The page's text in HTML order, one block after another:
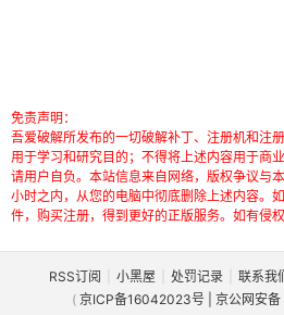
免责声明：
吾爱破解所发布的一切破解补丁、注册机和注
用于学习和研究目的；不得将上述内容用于商
请用户自负。本站信息来自网络，版权争议与
小时之内，从您的电脑中彻底删除上述内容。
件，购买注册，得到更好的正版服务。如有侵
RSS订阅 小黑屋 处罚记录 联系我们
( 京ICP备16042023号 | 京公网安